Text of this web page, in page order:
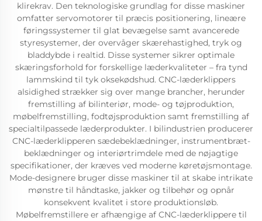
klirekrav. Den teknologiske grundlag for disse maskiner
omfatter servomotorer til præcis positionering, lineære
føringssystemer til glat bevægelse samt avancerede
styresystemer, der overvåger skærehastighed, tryk og
bladdybde i realtid. Disse systemer sikrer optimale
skæringsforhold for forskellige læderkvaliteter – fra tynd
lammskind til tyk oksekødshud. CNC-læderklippers
alsidighed strækker sig over mange brancher, herunder
fremstilling af bilinteriør, mode- og tøjproduktion,
møbelfremstilling, fodtøjsproduktion samt fremstilling af
specialtilpassede læderprodukter. I bilindustrien producerer
CNC-læderklipperen sædebeklædninger, instrumentbræt-
beklædninger og interiørtrimdele med de nøjagtige
specifikationer, der kræves ved moderne køretøjsmontage.
Mode-designere bruger disse maskiner til at skabe intrikate
mønstre til håndtaske, jakker og tilbehør og opnår
konsekvent kvalitet i store produktionsløb.
Møbelfremstillere er afhængige af CNC-læderklippere til